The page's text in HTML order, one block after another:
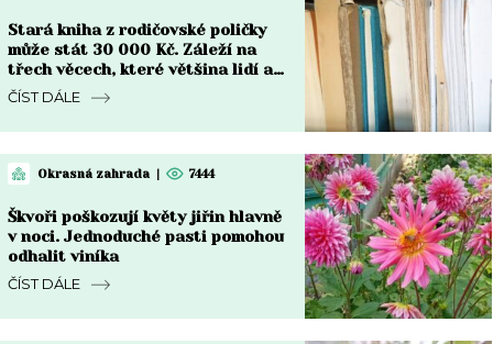
Stará kniha z rodičovské poličky
může stát 30 000 Kč. Záleží na
třech věcech, které většina lidí ani
nekontroluje
ČÍST DÁLE
Okrasná zahrada | 7444
Škvoři poškozují květy jiřin hlavně
v noci. Jednoduché pasti pomohou
odhalit viníka
ČÍST DÁLE